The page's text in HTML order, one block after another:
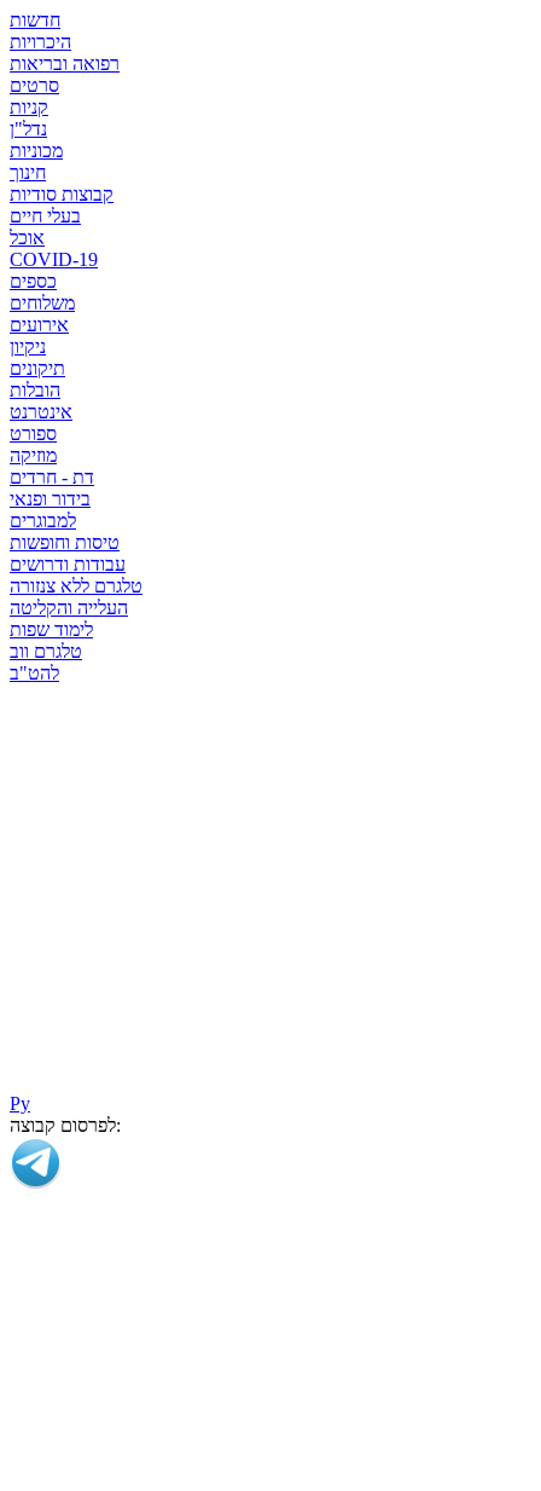
חדשות
היכרויות
רפואה ובריאות
סרטים
קניות
נדל"ן
מכוניות
חינוך
קבוצות סודיות
בעלי חיים
אוכל
COVID-19
כספים
משלוחים
אירועים
ניקיון
תיקונים
הובלות
אינטרנט
ספורט
מוזיקה
דת - חרדים
בידור ופנאי
למבוגרים
טיסות וחופשות
עבודות ודרושים
טלגרם ללא צנזורה
העלייה והקליטה
לימוד שפות
טלגרם ווב
להט"ב
Ру
לפרסום קבוצה: